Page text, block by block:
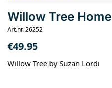
Willow Tree Home
Art.nr. 26252
€49.95
Willow Tree by Suzan Lordi